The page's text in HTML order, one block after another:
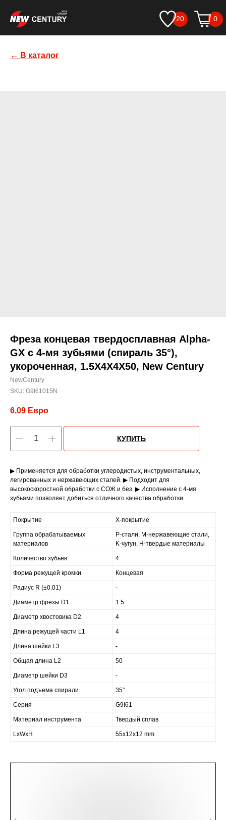
0
20
← В каталог
Фреза концевая твердосплавная Alpha-
GX c 4-мя зубьями (спираль 35°),
укороченная, 1.5X4X4X50, New Century
NewCentury
SKU: G9I61015N
6,09 Евро
КУПИТЬ
▶ Применяется для обработки углеродистых, инструментальных,
легированных и нержавеющих сталей. ▶ Подходит для
высокоскоростной обработки с СОЖ и без. ▶ Исполнение с 4-мя
зубьями позволяет добиться отличного качества обработки.
Покрытие X-покрытие
Группа обрабатываемых
материалов
P-стали, M-нержавеющие стали,
K-чугун, H-твердые материалы
Количество зубьев 4
Форма режущей кромки Концевая
Радиус R (±0.01) -
Диаметр фрезы D1 1.5
Диаметр хвостовика D2 4
Длина режущей части L1 4
Длина шейки L3 -
Общая длина L2 50
Диаметр шейки D3 -
Угол подъема спирали 35°
Серия G9I61
Материал инструмента Твердый сплав
LxWxH 55x12x12 mm